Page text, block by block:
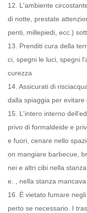
12. L'ambiente
di notte, prestate
penti, millepiedi, ecc.)
13. Prenditi cura della
ci, spegni le luci, spegni
curezza
14. Assicurati di
dalla spiaggia per evitare
15. L'intero interno
privo di formaldeide e
e fuori, cenare nello
on mangiare barbecue,
nei e altri cibi nella
e. , nella stanza
16. È vietato fumare
perto se necessario. I